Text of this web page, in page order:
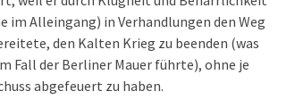
im Alleingang) in Verhandlungen den Weg
den Kalten Krieg zu beenden (was
Fall der Berliner Mauer führte), ohne je
abgefeuert zu haben.